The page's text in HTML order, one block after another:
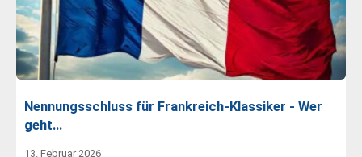
Nennungsschluss für Frankreich-Klassiker - Wer
geht…
13. Februar 2026